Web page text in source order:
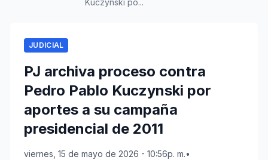
Kuczynski po...
JUDICIAL
PJ archiva proceso contra
Pedro Pablo Kuczynski por
aportes a su campaña
presidencial de 2011
viernes, 15 de mayo de 2026 - 10:56p. m.•